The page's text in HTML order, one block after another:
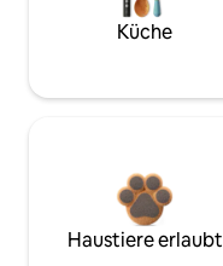
Küche
Haustiere erlaubt